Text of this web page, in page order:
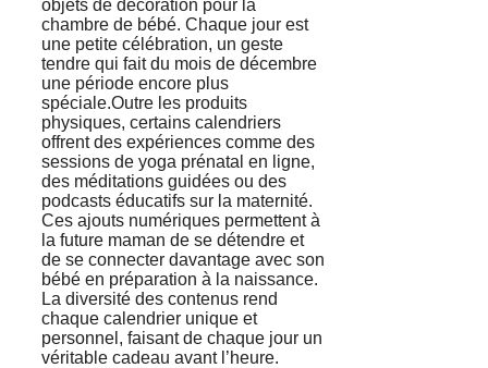
objets de décoration pour la
chambre de bébé. Chaque jour est
une petite célébration, un geste
tendre qui fait du mois de décembre
une période encore plus
spéciale.Outre les produits
physiques, certains calendriers
offrent des expériences comme des
sessions de yoga prénatal en ligne,
des méditations guidées ou des
podcasts éducatifs sur la maternité.
Ces ajouts numériques permettent à
la future maman de se détendre et
de se connecter davantage avec son
bébé en préparation à la naissance.
La diversité des contenus rend
chaque calendrier unique et
personnel, faisant de chaque jour un
véritable cadeau avant l’heure.